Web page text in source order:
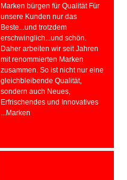
Marken bürgen für Qualität Für
unsere Kunden nur das
Beste...und trotzdem
erschwinglich...und schön.
Daher arbeiten wir seit Jahren
mit renommierten Marken
zusammen. So ist nicht nur eine
gleichbleibende Qualität,
sondern auch Neues,
Erfrischendes und Innovatives
...Marken